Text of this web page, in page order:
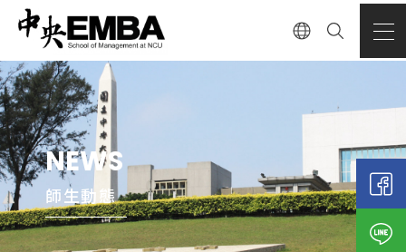
NEWS
師生動態